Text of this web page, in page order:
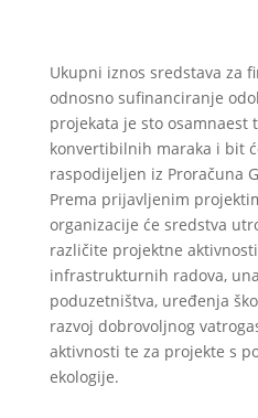
Ukupni iznos sredstava za
odnosno sufinanciranje
projekata je sto osamnaest
konvertibilnih maraka i bit
raspodijeljen iz Proračuna
Prema prijavljenim
organizacije će sredstva
različite projektne
infrastrukturnih radova,
poduzetništva, uređenja
razvoj dobrovoljnog
aktivnosti te za projekte s
ekologije.